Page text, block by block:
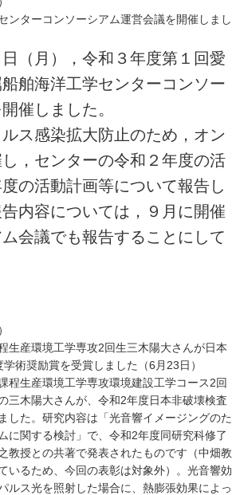
ンターコンソーシアム運営会議を開催しまし
（月），令和３年度第１回愛
舶海洋工学センターコンソー
催しました。
ス感染拡大防止のため，オン
，センターの令和２年度の活
の活動計画等について報告し
内容については，９月に開催
会議でも報告することにして
生産環境工学専攻2回生三木陽大さんが日本
術奨励賞を受賞しました（6月23日）
程生産環境工学専攻環境建設工学コース2回
三木陽大さんが、令和2年度日本非破壊検査
した。研究内容は「光音響イメージングのた
に関する検討」で、令和2年度同研究科修了
教授との共著で発表されたものです（中畑教
いるため、今回の表彰は対象外）。光音響効
ルス光を照射した場合に、熱膨張効果によっ